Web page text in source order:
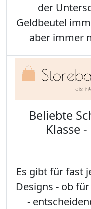
der
Geldbeutel
aber immer
Beliebte
Klasse
Es gibt für fast
Designs - ob
-